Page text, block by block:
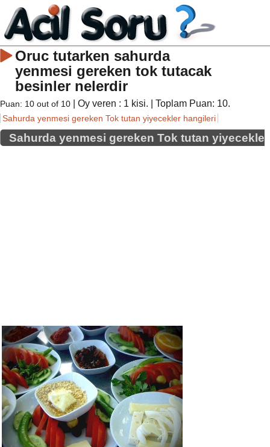
Oruc tutarken sahurda
yenmesi gereken tok tutacak
besinler nelerdir
Puan: 10 out of 10 | Oy veren : 1 kisi. | Toplam Puan: 10.
Sahurda yenmesi gereken Tok tutan yiyecekler hangileri
Sahurda yenmesi gereken Tok tutan